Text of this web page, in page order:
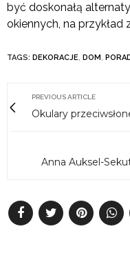
być doskonałą
okiennych, na przykład
TAGS: DEKORACJE, DOM ,
PREVIOUS ARTICLE
Okulary
Anna Auksel-